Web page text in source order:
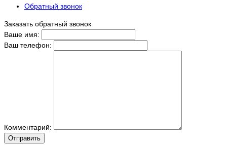
Обратный звонок
Заказать обратный звонок
Ваше имя:
Ваш телефон:
Комментарий:
Отправить